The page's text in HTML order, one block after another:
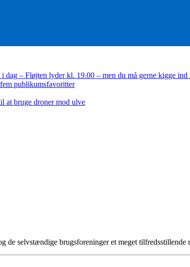
dag – Fløjten lyder kl. 19.00 – men du må gerne kigge
publikumsfavoritter
at bruge droner mod ulve
selvstændige brugsforeninger et meget